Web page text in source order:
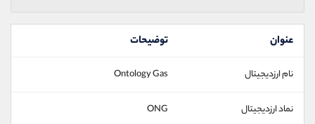
عنوان توضیحات
نام ارزدیجیتال Ontology Gas
نماد ارزدیجیتال ONG